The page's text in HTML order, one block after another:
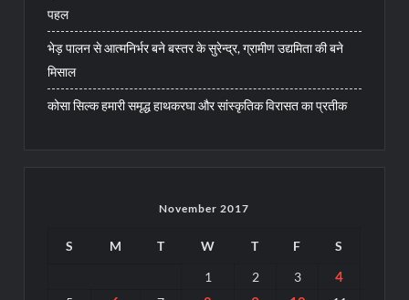
पहल
भेड़ पालन से आत्मनिर्भर बने बस्तर के सुरेन्द्र, ग्रामीण उद्यमिता की बने
मिसाल
कोसा सिल्क हमारी समृद्ध हाथकरघा और सांस्कृतिक विरासत का प्रतीक
November 2017
S M T W T F
S
1
2 3 4